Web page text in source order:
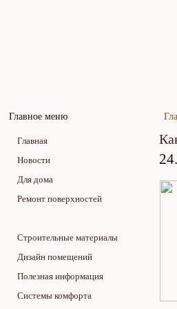
Главное меню
Главная
Новости
Для дома
Ремонт поверхностей
Строительные материалы
Дизайн помещений
Полезная информация
Системы комфорта